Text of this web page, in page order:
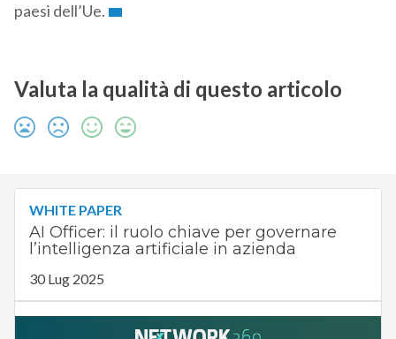
paesi dell’Ue.
Valuta la qualità di questo articolo
WHITE PAPER
AI Officer: il ruolo chiave per governare
l’intelligenza artificiale in azienda
30 Lug 2025